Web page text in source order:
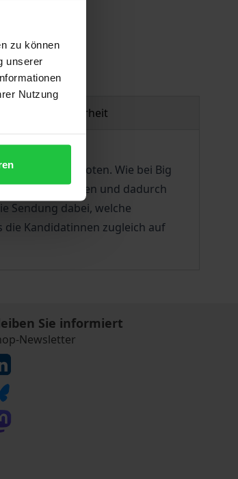
zu können
unserer
Nutzung
Produktsicherheit
Quoten. Wie bei Big
arbeiten und dadurch
Sendung dabei, welche
Kandidatinnen zugleich auf
Sie informiert
Newsletter